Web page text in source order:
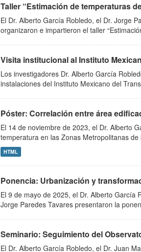
Taller “Estimación de temperaturas
El Dr. Alberto García Robledo, el Dr. Jorge
organizaron e impartieron el taller
Visita institucional al Instituto
Los investigadores Dr. Alberto García
instalaciones del Instituto Mexicano del
Póster: Correlación entre área
El 14 de noviembre de 2023, el Dr. Alberto
temperatura en las Zonas Metropolitanas de
HTML
Ponencia: Urbanización y
El 9 de mayo de 2025, el Dr. Alberto García
Jorge Paredes Tavares presentaron la
Seminario: Seguimiento del
El Dr. Alberto García Robledo, el Dr. Juan